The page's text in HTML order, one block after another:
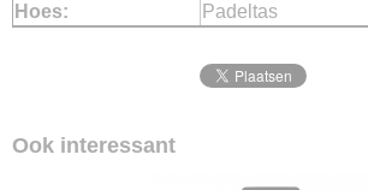
Hoes:
Padeltas
Ook interessant